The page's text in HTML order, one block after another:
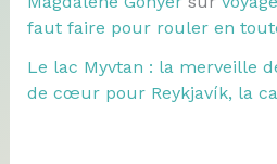
faut faire pour rouler en
Le lac Myvtan : la merveille
de cœur pour Reykjavík, la